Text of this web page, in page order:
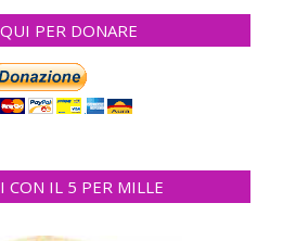
PER DONARE
CON IL 5 PER MILLE